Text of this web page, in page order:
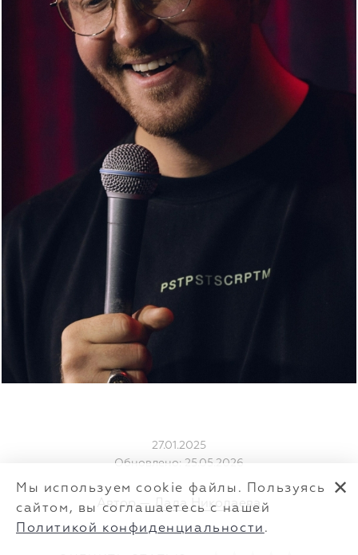
27.01.2025
Обновлено: 25.05.2026
Автор —Лада Николаева
Мы используем cookie файлы. Пользуясь
сайтом, вы соглашаетесь с нашей
Политикой конфиденциальности .
✕